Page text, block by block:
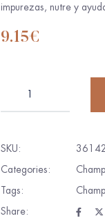
impurezas, nutre y
9.15€
SKU:
Categories:
Tags:
Share: